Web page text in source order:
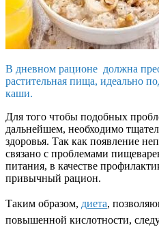
В дневном рационе должна
растительная пища, идеально
каши.
Для того чтобы подобных
дальнейшем, необходимо
здоровья. Так как появление
связано с проблемами
питания, в качестве
привычный рацион.
Таким образом, диета,
повышенной кислотности,